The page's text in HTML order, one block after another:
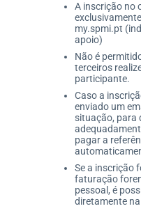
A inscrição no
my.spmi.pt
apoio)
Não é
terceiros
participante.
Caso a
enviado um
situação, para
pagar a
Se a inscrição
faturação
pessoal, é
diretamente